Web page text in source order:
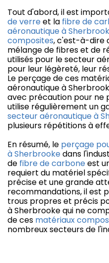
Tout d'abord, il est
de verreet la fibre de
aéronautique à
composites, c'est-à-dire
mélange de fibres et de
utilisés pour le secteur
pour leur légèreté, leur
Le perçage de ces
aéronautique à
avec précaution pour ne
utilise régulièrement un
secteur aéronautique à
plusieurs répétitions à
En résumé, le perçage
à Sherbrookedans
de fibre de carboneest
requiert du matériel
précise et une grande
recommandations, il est
trous propres et précis
à Sherbrooke qui ne
de ces matériaux
nombreux secteurs de